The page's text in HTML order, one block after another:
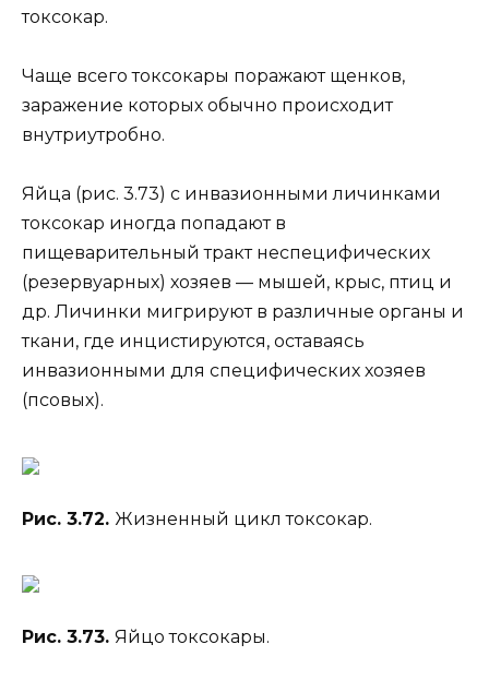
токсокар.
Чаще всего токсокары поражают щенков,
заражение которых обычно происходит
внутриутробно.
Яйца (рис. 3.73) с инвазионными личинками
токсокар иногда попадают в
пищеварительный тракт неспецифических
(резервуарных) хозяев — мышей, крыс, птиц и
др. Личинки мигрируют в различные органы и
ткани, где инцистируются, оставаясь
инвазионными для специфических хозяев
(псовых).
Рис. 3.72. Жизненный цикл токсокар.
Рис. 3.73. Яйцо токсокары.